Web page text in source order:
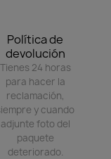
Política de
devolución
Tienes 24 horas
para hacer la
reclamación,
y cuando
adjunte foto del
paquete
deteriorado.